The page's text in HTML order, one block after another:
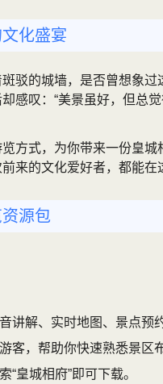
化盛宴
驳的城墙，是否曾想象
感叹：“美景虽好，但总
方式，为你带来一份皇
来的文化爱好者，都能在
源包
讲解、实时地图、景点预
客，帮助你快速熟悉景区
“皇城相府”即可下载。